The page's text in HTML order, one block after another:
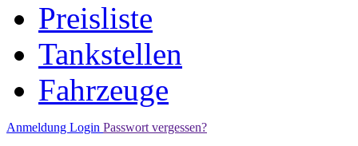
Preisliste
Tankstellen
Fahrzeuge
Anmeldung Login Passwort vergessen?